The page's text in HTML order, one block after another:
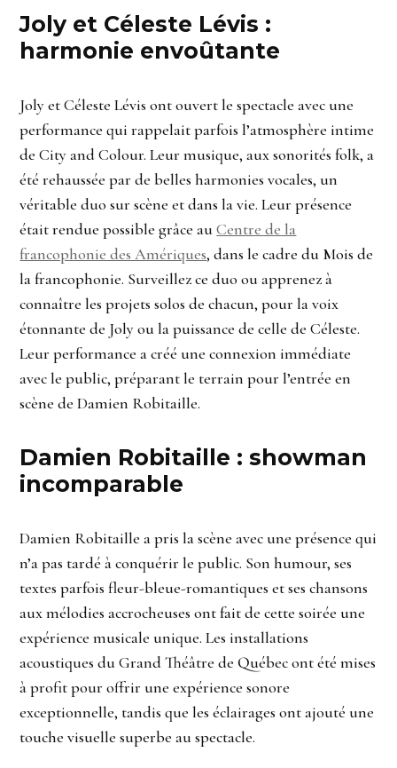
Joly et Céleste Lévis :
harmonie envoûtante
Joly et Céleste Lévis ont ouvert le spectacle avec une
performance qui rappelait parfois l’atmosphère intime
de City and Colour. Leur musique, aux sonorités folk, a
été rehaussée par de belles harmonies vocales, un
véritable duo sur scène et dans la vie. Leur présence
était rendue possible grâce auCentre de la
francophonie des Amériques, dans le cadre du Mois de
la francophonie. Surveillez ce duo ou apprenez à
connaître les projets solos de chacun, pour la voix
étonnante de Joly ou la puissance de celle de Céleste.
Leur performance a créé une connexion immédiate
avec le public, préparant le terrain pour l’entrée en
scène de Damien Robitaille.
Damien Robitaille : showman
incomparable
Damien Robitaille a pris la scène avec une présence qui
n’a pas tardé à conquérir le public. Son humour, ses
textes parfois fleur-bleue-romantiques et ses chansons
aux mélodies accrocheuses ont fait de cette soirée une
expérience musicale unique. Les installations
acoustiques du Grand Théâtre de Québec ont été mises
à profit pour offrir une expérience sonore
exceptionnelle, tandis que les éclairages ont ajouté une
touche visuelle superbe au spectacle.